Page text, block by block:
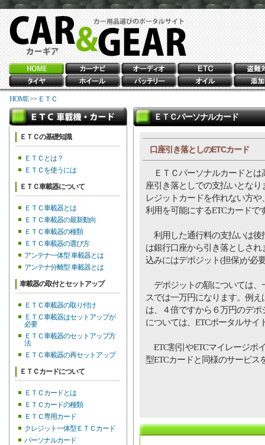
HOME>> ＥＴＣ
ＥＴＣの基礎知識
ＥＴＣとは？
ＥＴＣを使うには
ＥＴＣ車載器について
ＥＴＣ車載器とは
ＥＴＣ車載器の最新動向
ＥＴＣ車載器の種類
ＥＴＣ車載器の選び方
アンテナ一体型 車載器とは
アンテナ分離型 車載器とは
車載器の取付とセットアップ
ＥＴＣ車載器の取り付け
ＥＴＣ車載器はセットアップが
必要
ＥＴＣ車載器のセットアップ方
法
ＥＴＣ車載器の再セットアップ
ＥＴＣカードについて
ＥＴＣカードとは
ＥＴＣカードの種類
ＥＴＣ専用カード
クレジット一体型ＥＴＣカード
パーソナルカード
ＥＴＣパーソナルカード
口座引き落としのETCカード
ＥＴＣパーソナルカードとは
座引き落としでの支払いとな
レジットカードを作れない方
利用を可能にするETCカードで
利用した通行料の支払いは後
は銀行口座から引き落としさ
込みにはデポジット(担保)が必
デポジットの額については、
スでは一万円になります。例
は、４倍ですから６万円のデ
については、ETCポータルサイ
ETC割引やETCマイレージポ
型ETCカードと同様のサービス